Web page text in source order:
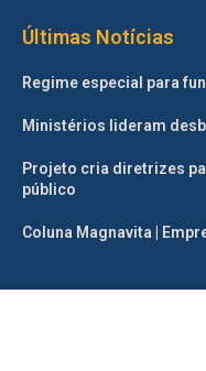
Últimas Notícias
Regime especial para
Ministérios lideram
Projeto cria diretrizes
público
Coluna Magnavita |